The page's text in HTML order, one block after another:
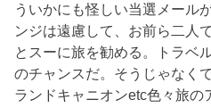
ういかにも怪しい当選メール
ンジは遠慮して、お前ら二人
とスーに旅を勧める。トラベ
のチャンスだ。そうじゃなく
ランドキャニオンetc色々旅の